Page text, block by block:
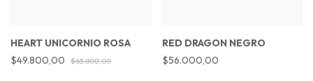
HEART UNICORNIO ROSA
$49.800,00
$63.800,00
RED DRAGON NEGRO
$56.000,00